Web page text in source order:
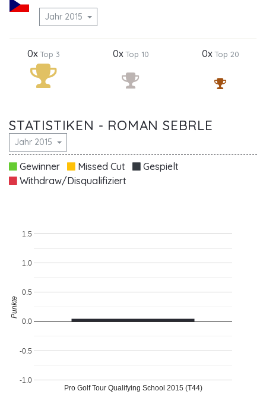
Jahr 2015
0xTop 3 0xTop 10 0xTop 20
STATISTIKEN - ROMAN SEBRLE
Jahr 2015
Gewinner Missed Cut
Gespielt
Withdraw/Disqualifiziert
Pro Golf Tour Qualifying School 2015 (T44)
-1.0
-0.5
0.0
0.5
1.0
1.5
Punkte